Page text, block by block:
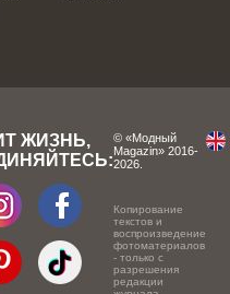
ЖИЗНЬ,
© «Модный
Magazin» 2016-
2026.
Копирование
текстов и
воспроизведение
фотоматериалов
- только с
разрешения
редакции